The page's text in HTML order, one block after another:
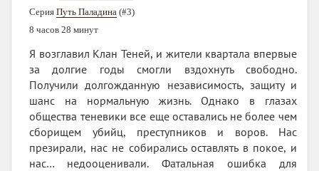
Серия Путь Паладина (#3)
8 часов 28 минут
Я возглавил Клан Теней, и жители квартала впервые
за долгие годы смогли вздохнуть свободно.
Получили долгожданную независимость, защиту и
шанс на нормальную жизнь. Однако в глазах
общества теневики все еще оставались не более чем
сборищем убийц, преступников и воров. Нас
презирали, нас не собирались оставлять в покое, и
нас… недооценивали. Фатальная ошибка для